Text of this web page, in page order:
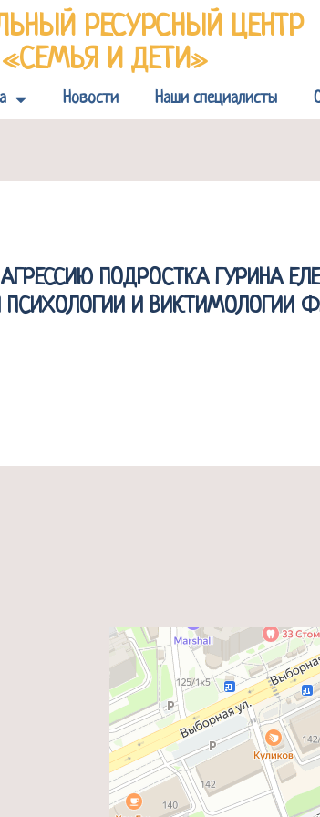
РЕСУРСНЫЙ ЦЕНТР
«СЕМЬЯ И ДЕТИ»
Новости Наши специалисты
ПОДРОСТКА ГУРИНА
И ВИКТИМОЛОГИИ